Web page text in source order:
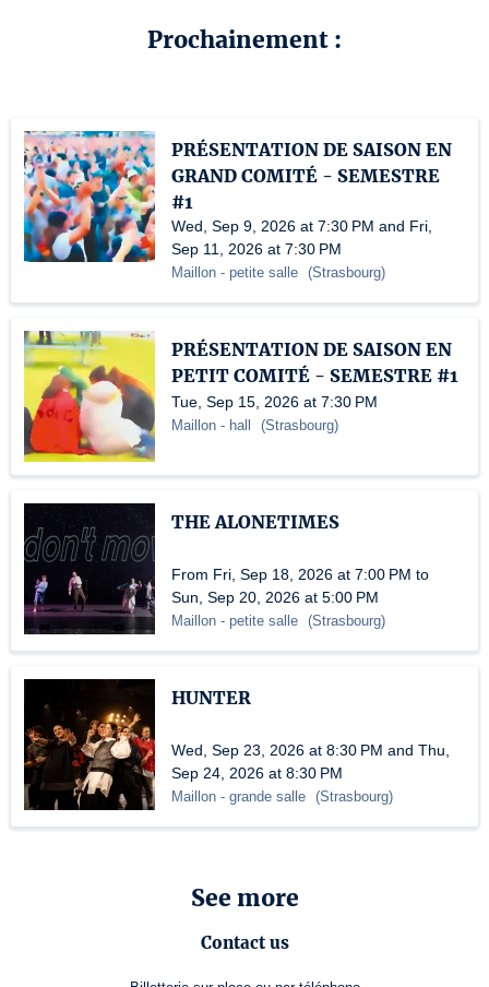
Prochainement :
PRÉSENTATION DE SAISON EN
GRAND COMITÉ - SEMESTRE
#1
Wed, Sep 9, 2026 at 7:30 PM and Fri,
Sep 11, 2026 at 7:30 PM
Maillon - petite salle (Strasbourg)
PRÉSENTATION DE SAISON EN
PETIT COMITÉ - SEMESTRE #1
Tue, Sep 15, 2026 at 7:30 PM
Maillon - hall (Strasbourg)
THE ALONETIMES
From Fri, Sep 18, 2026 at 7:00 PM to
Sun, Sep 20, 2026 at 5:00 PM
Maillon - petite salle (Strasbourg)
HUNTER
Wed, Sep 23, 2026 at 8:30 PM and Thu,
Sep 24, 2026 at 8:30 PM
Maillon - grande salle (Strasbourg)
See more
Contact us